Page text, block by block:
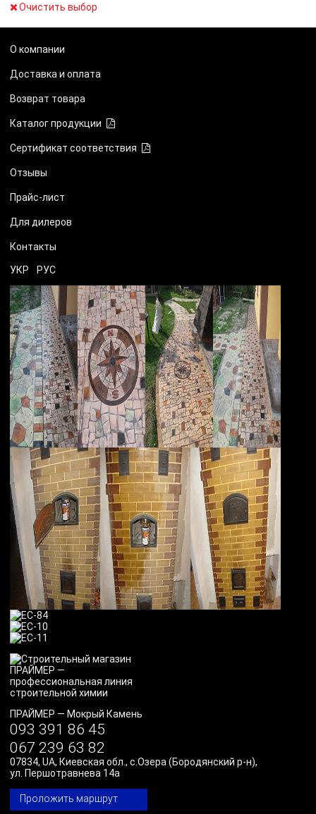
Очистить выбор
О компании
Доставка и оплата
Возврат товара
Каталог продукции
Сертификат соответствия
Отзывы
Прайс-лист
Для дилеров
Контакты
УКР РУС
ПРАЙМЕР — Мокрый Камень
093 391 86 45
067 239 63 82
07834, UA, Киевская обл., с.Озера (Бородянский р-н),
ул. Першотравнева 14а
Проложить маршрут